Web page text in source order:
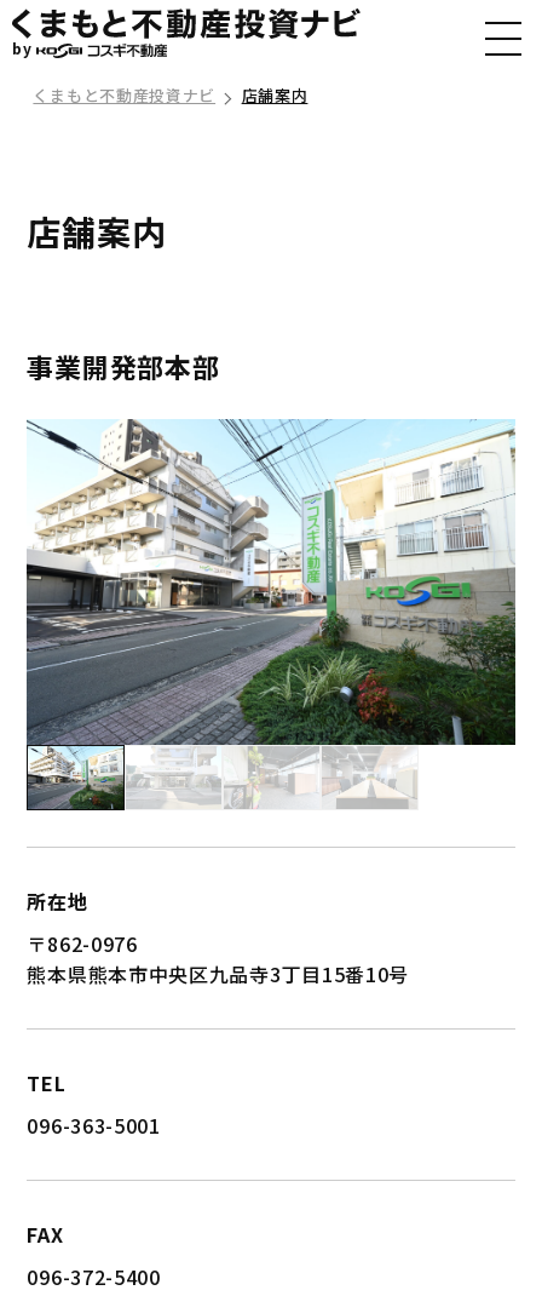
by
くまもと不動産投資ナビ 店舗案内
店舗案内
事業開発部本部
所在地
〒862-0976
熊本県熊本市中央区九品寺3丁目15番10号
TEL
096-363-5001
FAX
096-372-5400